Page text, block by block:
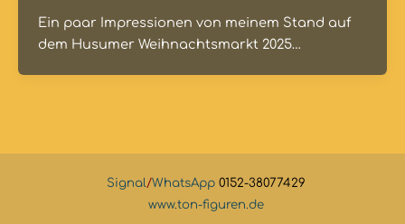
Ein paar Impressionen von meinem Stand auf
dem Husumer Weihnachtsmarkt 2025…
Signal/WhatsApp 0152-38077429
www.ton-figuren.de